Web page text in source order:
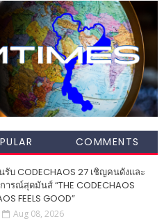
COMMENTS
บ CODECHAOS 27 เชิญคนดังและ
ารณ์สุดมันส์ “THE CODECHAOS
FEELS GOOD”
Aug 08, 2026